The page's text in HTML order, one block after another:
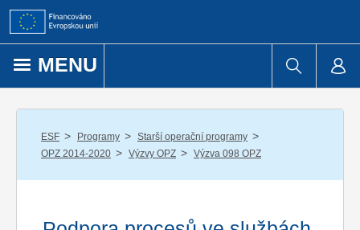
Přejít k obsahu
MENU
ESF / Programy / Starší operační programy /
OPZ 2014-2020 / Výzvy OPZ / Výzva 098 OPZ